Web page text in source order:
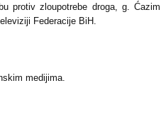
zloupotrebe droga, g.
Federacije BiH.
medijima.